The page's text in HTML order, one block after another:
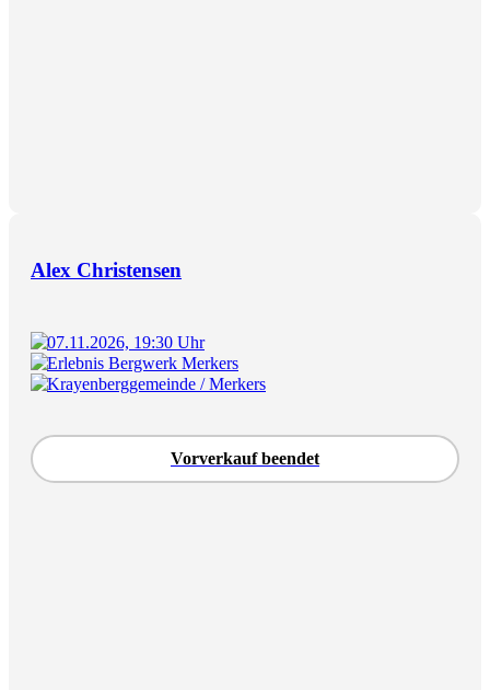
Alex Christensen
07.11.2026, 19:30 Uhr
Erlebnis Bergwerk Merkers
Krayenberggemeinde / Merkers
Vorverkauf beendet